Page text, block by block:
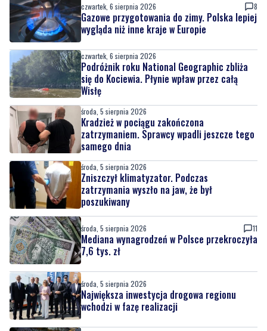
czwartek, 6 sierpnia 2026 8
Gazowe przygotowania do zimy. Polska lepiej
wygląda niż inne kraje w Europie
czwartek, 6 sierpnia 2026
Podróżnik roku National Geographic zbliża
się do Kociewia. Płynie wpław przez całą
Wisłę
środa, 5 sierpnia 2026
Kradzież w pociągu zakończona
zatrzymaniem. Sprawcy wpadli jeszcze tego
samego dnia
środa, 5 sierpnia 2026
Zniszczył klimatyzator. Podczas
zatrzymania wyszło na jaw, że był
poszukiwany
środa, 5 sierpnia 2026 11
Mediana wynagrodzeń w Polsce przekroczyła
7,6 tys. zł
środa, 5 sierpnia 2026
Największa inwestycja drogowa regionu
wchodzi w fazę realizacji